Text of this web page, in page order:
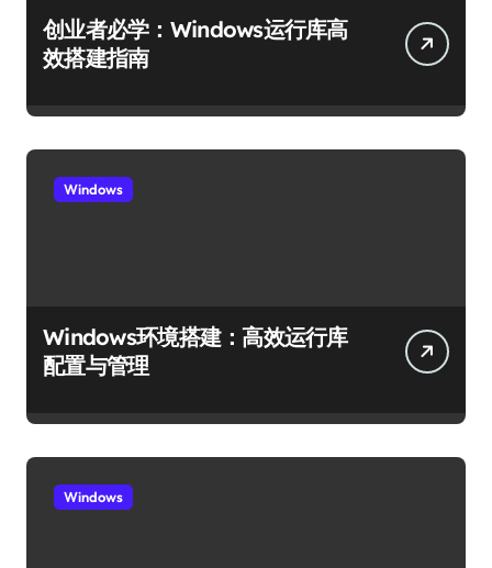
创业者必学：Windows运行库高
效搭建指南
Windows
Windows环境搭建：高效运行库
配置与管理
Windows